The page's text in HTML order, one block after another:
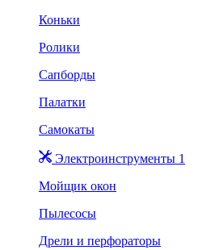
Коньки
Ролики
Сапборды
Палатки
Самокаты
Электроинструменты 1
Мойщик окон
Пылесосы
Дрели и перфораторы